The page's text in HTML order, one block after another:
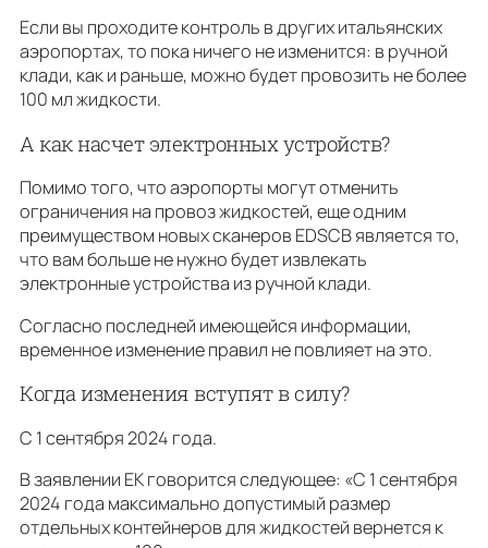
Если вы проходите контроль в других итальянских
аэропортах, то пока ничего не изменится: в ручной
клади, как и раньше, можно будет провозить не более
100 мл жидкости.
А как насчет электронных устройств?
Помимо того, что аэропорты могут отменить
ограничения на провоз жидкостей, еще одним
преимуществом новых сканеров EDSCB является то,
что вам больше не нужно будет извлекать
электронные устройства из ручной клади.
Согласно последней имеющейся информации,
временное изменение правил не повлияет на это.
Когда изменения вступят в силу?
С 1 сентября 2024 года.
В заявлении ЕК говорится следующее: «С 1 сентября
2024 года максимально допустимый размер
отдельных контейнеров для жидкостей вернется к